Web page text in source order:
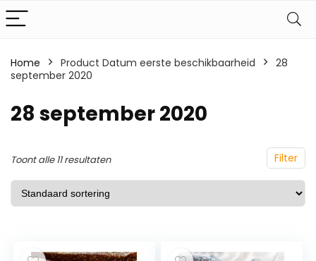
Home Product Datum eerste beschikbaarheid
28
september 2020
28 september 2020
Filter
Toont alle 11 resultaten